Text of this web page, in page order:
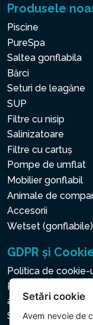
Produsele
Piscine
PureSpa
Saltea gonflabila
Bărci
Seturi de leagăne
SUP
Filtre cu nisip
Salinizatoare
Filtre cu cartuș
Pompe de umflat
Mobilier gonflabil
Animale de
Accesorii
Wetset (gonflabile)
GDPR și
Politica de cookie-
Politica privind
altor date prelucrate
Setări cookie
Setări cookie
Avem nevoie de